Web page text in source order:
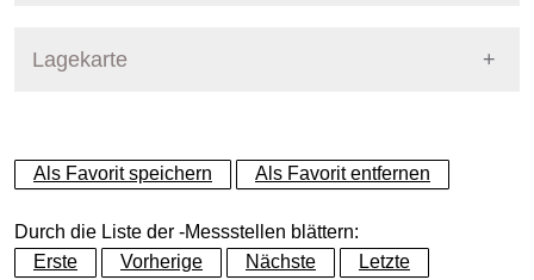
Lagekarte
+
−
Als Favorit speichern Als Favorit entfernen
Durch die Liste der -Messstellen blättern:
Erste
Vorherige Nächste Letzte